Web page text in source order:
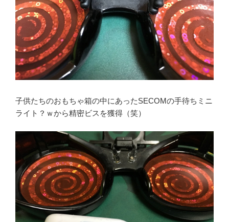
子供たちのおもちゃ箱の中にあったSECOMの手待ちミニ
ライト？ｗから精密ビスを獲得（笑）